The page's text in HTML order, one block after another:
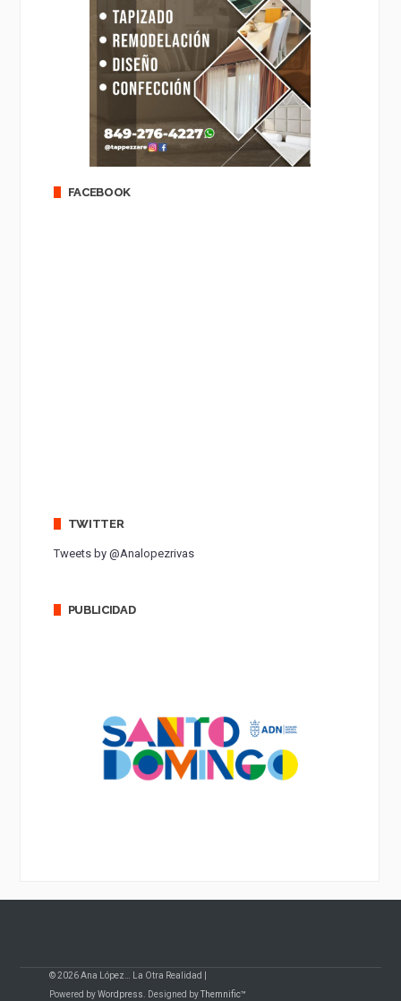
FACEBOOK
TWITTER
Tweets by @Analopezrivas
PUBLICIDAD
© 2026 Ana López… La Otra Realidad |
Powered byWordpress. Designed byThemnific™